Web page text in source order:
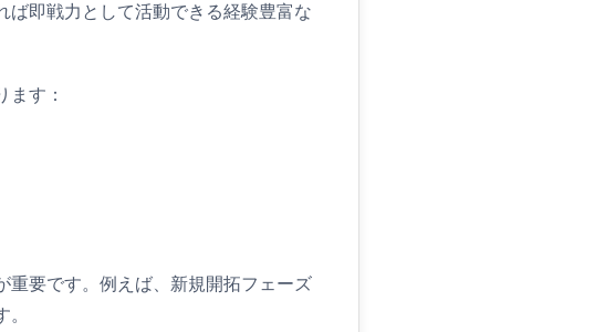
ば即戦力として活動できる経験豊富な
す：
重要です。例えば、新規開拓フェーズ